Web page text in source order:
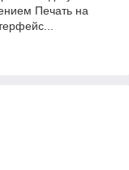
Печать на